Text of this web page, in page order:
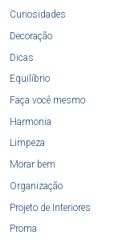
Curiosidades
Decoração
Dicas
Equilíbrio
Faça você mesmo
Harmonia
Limpeza
Morar bem
Organização
Projeto de Interiores
Proma